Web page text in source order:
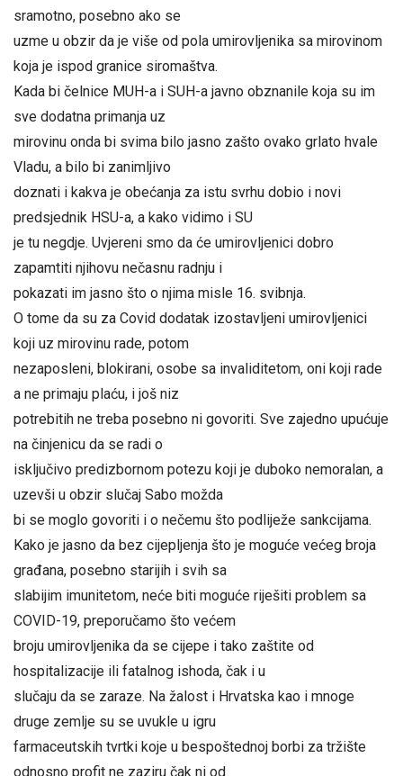
sramotno, posebno ako se
uzme u obzir da je više od pola umirovljenika sa mirovinom
koja je ispod granice siromaštva.
Kada bi čelnice MUH-a i SUH-a javno obznanile koja su im
sve dodatna primanja uz
mirovinu onda bi svima bilo jasno zašto ovako grlato hvale
Vladu, a bilo bi zanimljivo
doznati i kakva je obećanja za istu svrhu dobio i novi
predsjednik HSU-a, a kako vidimo i SU
je tu negdje. Uvjereni smo da će umirovljenici dobro
zapamtiti njihovu nečasnu radnju i
pokazati im jasno što o njima misle 16. svibnja.
O tome da su za Covid dodatak izostavljeni umirovljenici
koji uz mirovinu rade, potom
nezaposleni, blokirani, osobe sa invaliditetom, oni koji rade
a ne primaju plaću, i još niz
potrebitih ne treba posebno ni govoriti. Sve zajedno upućuje
na činjenicu da se radi o
isključivo predizbornom potezu koji je duboko nemoralan, a
uzevši u obzir slučaj Sabo možda
bi se moglo govoriti i o nečemu što podliježe sankcijama.
Kako je jasno da bez cijepljenja što je moguće većeg broja
građana, posebno starijih i svih sa
slabijim imunitetom, neće biti moguće riješiti problem sa
COVID-19, preporučamo što većem
broju umirovljenika da se cijepe i tako zaštite od
hospitalizacije ili fatalnog ishoda, čak i u
slučaju da se zaraze. Na žalost i Hrvatska kao i mnoge
druge zemlje su se uvukle u igru
farmaceutskih tvrtki koje u bespoštednoj borbi za tržište
odnosno profit ne zaziru čak ni od